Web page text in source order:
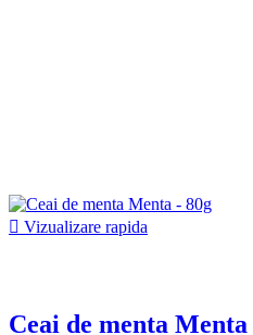
 Vizualizare rapida
Ceai de menta Menta